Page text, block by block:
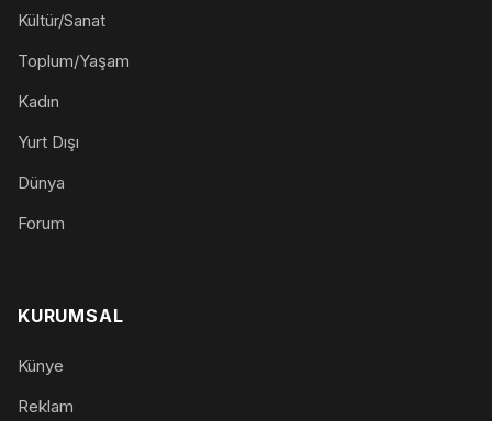
Kültür/Sanat
Toplum/Yaşam
Kadın
Yurt Dışı
Dünya
Forum
KURUMSAL
Künye
Reklam